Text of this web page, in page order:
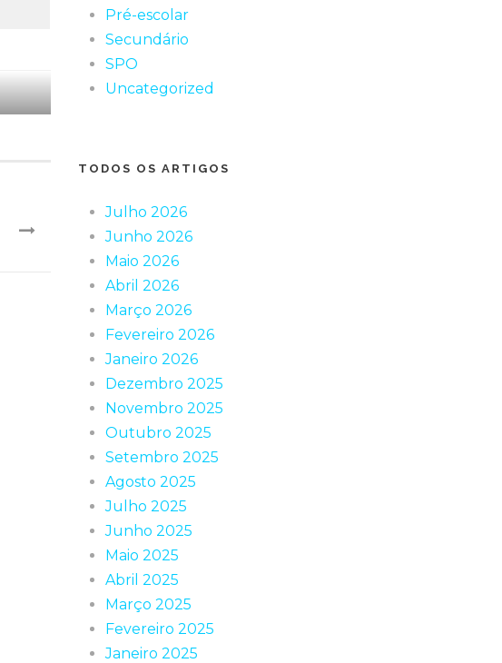
Pré-escolar
Secundário
SPO
Uncategorized
TODOS OS ARTIGOS
Julho 2026
Junho 2026
Maio 2026
Abril 2026
Março 2026
Fevereiro 2026
Janeiro 2026
Dezembro 2025
Novembro 2025
Outubro 2025
Setembro 2025
Agosto 2025
Julho 2025
Junho 2025
Maio 2025
Abril 2025
Março 2025
Fevereiro 2025
Janeiro 2025